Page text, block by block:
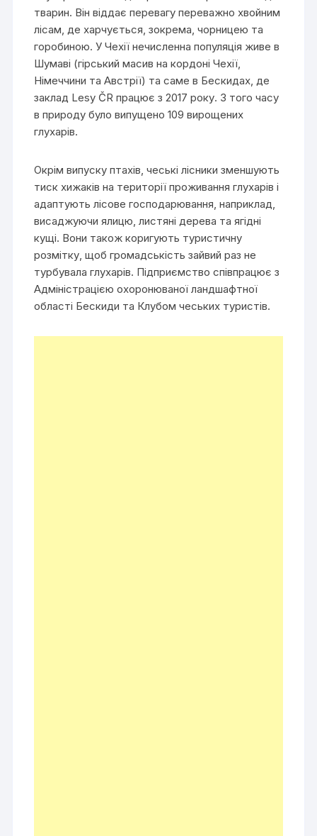
тварин. Він віддає перевагу переважно хвойним
лісам, де харчується, зокрема, чорницею та
горобиною. У Чехії нечисленна популяція живе в
Шумаві (гірський масив на кордоні Чехії,
Німеччини та Австрії) та саме в Бескидах, де
заклад Lesy ČR працює з 2017 року. З того часу
в природу було випущено 109 вирощених
глухарів.
Окрім випуску птахів, чеські лісники зменшують
тиск хижаків на території проживання глухарів і
адаптують лісове господарювання, наприклад,
висаджуючи ялицю, листяні дерева та ягідні
кущі. Вони також коригують туристичну
розмітку, щоб громадськість зайвий раз не
турбувала глухарів. Підприємство співпрацює з
Адміністрацією охоронюваної ландшафтної
області Бескиди та Клубом чеських туристів.